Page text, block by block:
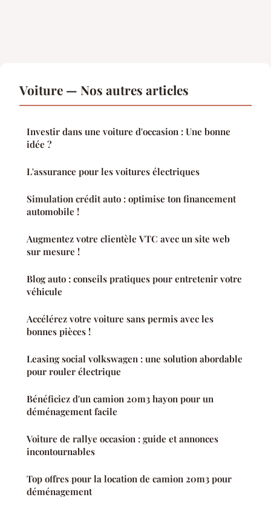
Voiture — Nos autres articles
Investir dans une voiture d'occasion : Une bonne
idée ?
L'assurance pour les voitures électriques
Simulation crédit auto : optimise ton financement
automobile !
Augmentez votre clientèle VTC avec un site web
sur mesure !
Blog auto : conseils pratiques pour entretenir votre
véhicule
Accélérez votre voiture sans permis avec les
bonnes pièces !
Leasing social volkswagen : une solution abordable
pour roul­er électrique
Bénéficiez d'un camion 20m3 hayon pour un
déménagement facile
Voiture de rallye occasion : guide et annonces
incontournables
Top offres pour la location de camion 20m3 pour
déménagement